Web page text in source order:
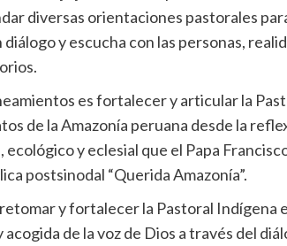
diversas orientaciones pastorales
y escucha con las personas,
es fortalecer y articular la
de la Amazonía peruana desde la
ecológico y eclesial que el Papa
postsinodal “Querida Amazonía”.
y fortalecer la Pastoral Indígena
de la voz de Dios a través del